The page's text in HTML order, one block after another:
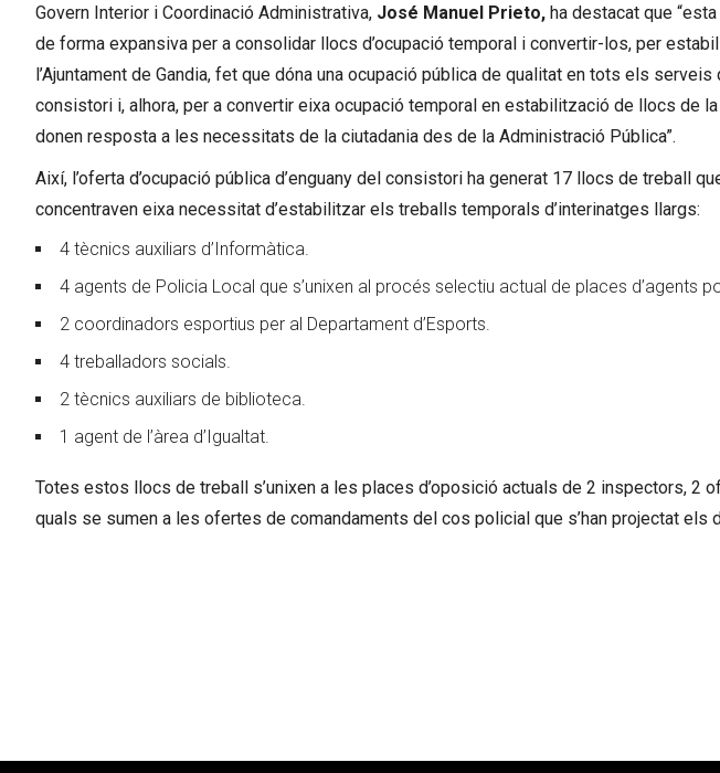
Govern Interior i Coordinació Administrativa, José Manuel Prieto, ha destacat que
de forma expansiva per a consolidar llocs d’ocupació temporal i convertir-los, per
l’Ajuntament de Gandia, fet que dóna una ocupació pública de qualitat en tots els
consistori i, alhora, per a convertir eixa ocupació temporal en estabilització de llocs de
donen resposta a les necessitats de la ciutadania des de la Administració Pública”.
Així, l’oferta d’ocupació pública d’enguany del consistori ha generat 17 llocs de treball
concentraven eixa necessitat d’estabilitzar els treballs temporals d’interinatges llargs:
4 tècnics auxiliars d’Informàtica.
4 agents de Policia Local que s’unixen al procés selectiu actual de places d’agents
2 coordinadors esportius per al Departament d’Esports.
4 treballadors socials.
2 tècnics auxiliars de biblioteca.
1 agent de l’àrea d’Igualtat.
Totes estos llocs de treball s’unixen a les places d’oposició actuals de 2 inspectors, 2
quals se sumen a les ofertes de comandaments del cos policial que s’han projectat els